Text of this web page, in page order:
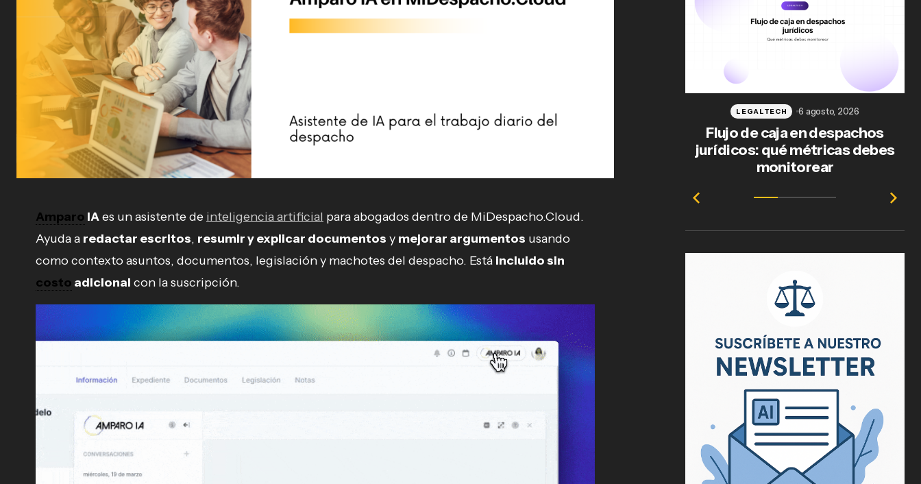
Amparo IAes un asistente de inteligencia artificial para abogados dentro de MiDespacho.Cloud.
Ayuda a redactar escritos, resumir y explicar documentos y mejorar argumentos usando
como contexto asuntos, documentos, legislación y machotes del despacho. Está incluido sin
costo adicional con la suscripción.
Flujo de caja en despachos
jurídicos: qué métricas debes
monitorear
LEGALTECH 6 agosto, 2026